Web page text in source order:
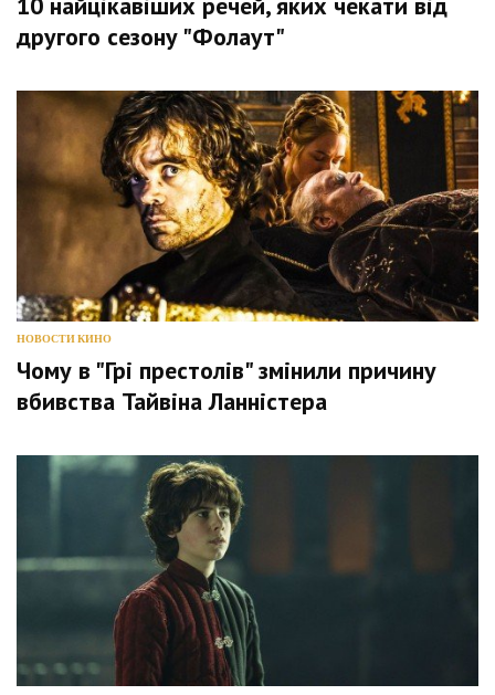
другого сезону "Фолаут"
НОВОСТИ КИНО
Чому в "Грі престолів" змінили причину
вбивства Тайвіна Ланністера